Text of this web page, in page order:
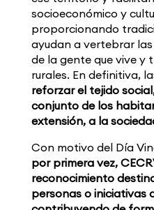
socioeconómico y
proporcionando
ayudan a vertebrar
de la gente que vive y
rurales. En definitiva,
reforzar el tejido
conjunto de los
extensión, a la
Con motivo del Día
por primera vez,
reconocimiento
personas o iniciativas